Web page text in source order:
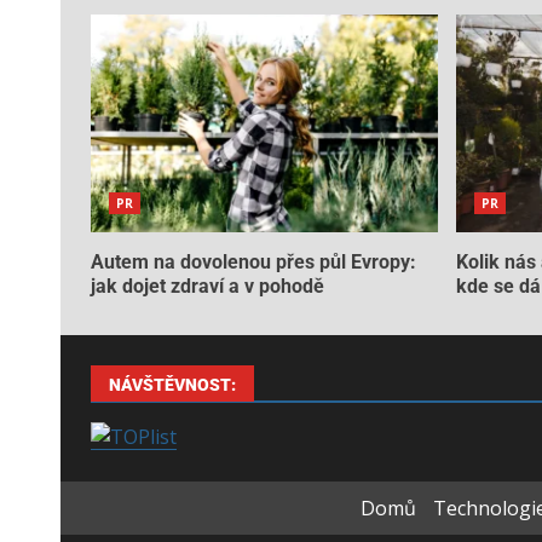
PR
Autem na dovolenou přes půl Evropy:
jak dojet zdraví a v pohodě
PR
Kolik nás
kde se
NÁVŠTĚVNOST:
Domů